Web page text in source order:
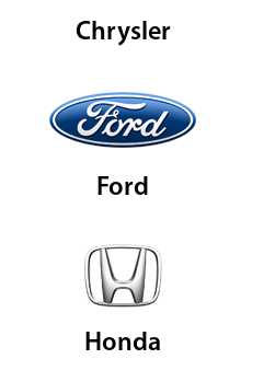
Chrysler
Ford
Honda